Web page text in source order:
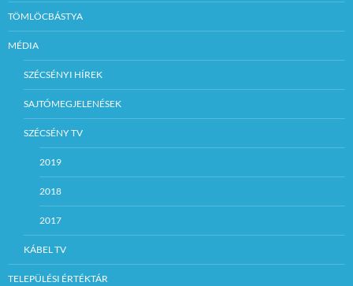
TÖMLÖCBÁSTYA
MÉDIA
SZÉCSÉNYI HÍREK
SAJTÓMEGJELENÉSEK
SZÉCSÉNY TV
2019
2018
2017
KÁBEL TV
TELEPÜLÉSI ÉRTÉKTÁR